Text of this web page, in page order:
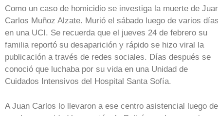
Como un caso de homicidio se investiga la muerte de
Carlos Muñoz Alzate. Murió el sábado luego de varios
en una UCI. Se recuerda que el jueves 24 de febrero su
familia reportó su desaparición y rápido se hizo viral la
publicación a través de redes sociales. Días después se
conoció que luchaba por su vida en una Unidad de
Cuidados Intensivos del Hospital Santa Sofía.
A Juan Carlos lo llevaron a ese centro asistencial luego de